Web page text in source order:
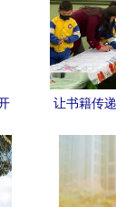
让书籍传